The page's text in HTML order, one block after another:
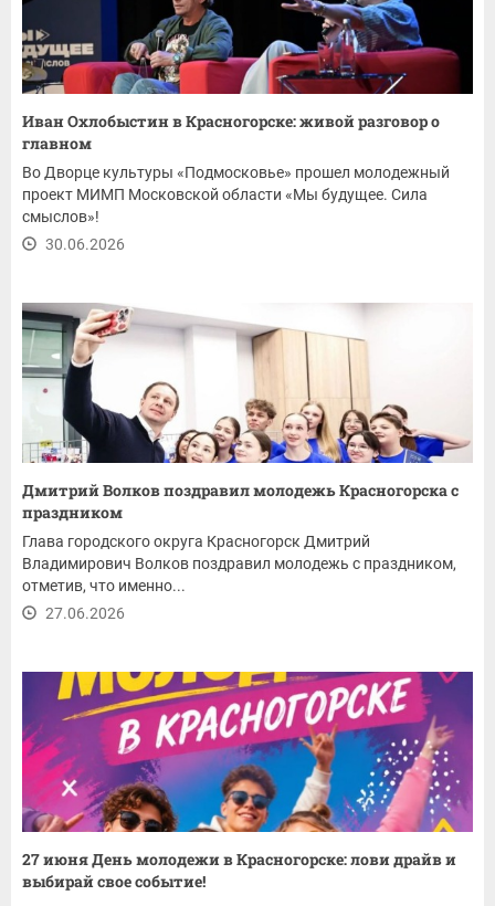
Иван Охлобыстин в Красногорске: живой разговор о
главном
Во Дворце культуры «Подмосковье» прошел молодежный
проект МИМП Московской области «Мы будущее. Сила
смыслов»!
30.06.2026
Дмитрий Волков поздравил молодежь Красногорска с
праздником
Глава городского округа Красногорск Дмитрий
Владимирович Волков поздравил молодежь с праздником,
отметив, что именно...
27.06.2026
27 июня День молодежи в Красногорске: лови драйв и
выбирай свое событие!